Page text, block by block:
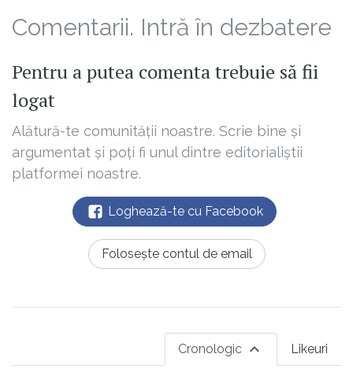
Comentarii. Intră în dezbatere
Pentru a putea comenta trebuie să fii
logat
Alătură-te comunității noastre. Scrie bine și
argumentat și poți fi unul dintre editorialiștii
platformei noastre.
Loghează-te cu Facebook
Folosește contul de email
Likeuri
Cronologic